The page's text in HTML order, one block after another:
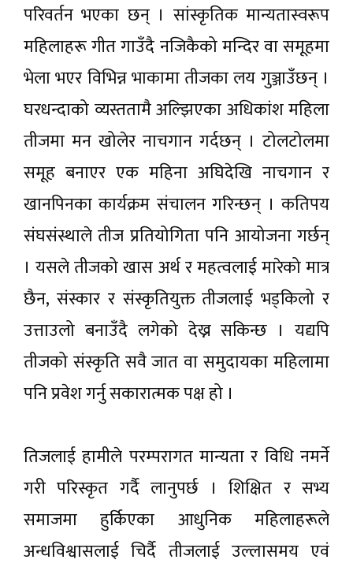
परिवर्तन भएका छन् । सांस्कृतिक मान्यतास्वरूप
महिलाहरू गीत गाउँदै नजिकैको मन्दिर वा समूहमा
भेला भएर विभिन्न भाकामा तीजका लय गुञ्जाउँछन् ।
घरधन्दाको व्यस्ततामै अल्झिएका अधिकांश महिला
तीजमा मन खोलेर नाचगान गर्दछन् । टोलटोलमा
समूह बनाएर एक महिना अघिदेखि नाचगान र
खानपिनका कार्यक्रम संचालन गरिन्छन् । कतिपय
संघसंस्थाले तीज प्रतियोगिता पनि आयोजना गर्छन्
। यसले तीजको खास अर्थ र महत्वलाई मारेको मात्र
छैन, संस्कार र संस्कृतियुक्त तीजलाई भड्किलो र
उत्ताउलो बनाउँदै लगेको देख्न सकिन्छ । यद्यपि
तीजको संस्कृति सवै जात वा समुदायका महिलामा
पनि प्रवेश गर्नु सकारात्मक पक्ष हो ।
तिजलाई हामीले परम्परागत मान्यता र विधि नमर्ने
गरी परिस्कृत गर्दै लानुपर्छ । शिक्षित र सभ्य
समाजमा हुर्किएका आधुनिक महिलाहरूले
अन्धविश्वासलाई चिर्दै तीजलाई उल्लासमय एवं